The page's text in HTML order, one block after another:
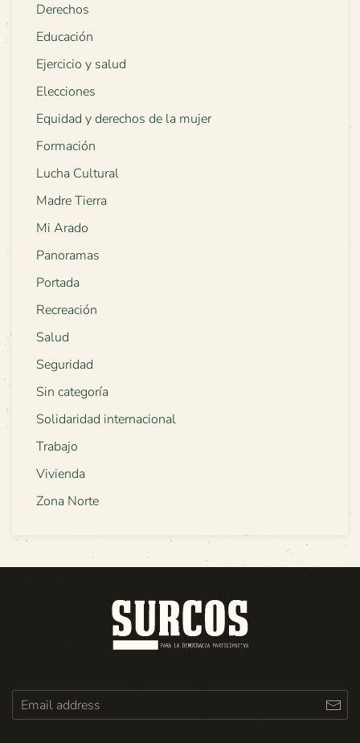
Derechos
Educación
Ejercicio y salud
Elecciones
Equidad y derechos de la mujer
Formación
Lucha Cultural
Madre Tierra
Mi Arado
Panoramas
Portada
Recreación
Salud
Seguridad
Sin categoría
Solidaridad internacional
Trabajo
Vivienda
Zona Norte